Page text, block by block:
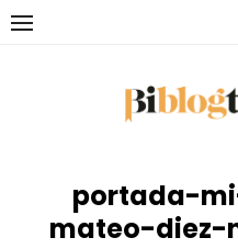
Saltar
portada-
mateo-